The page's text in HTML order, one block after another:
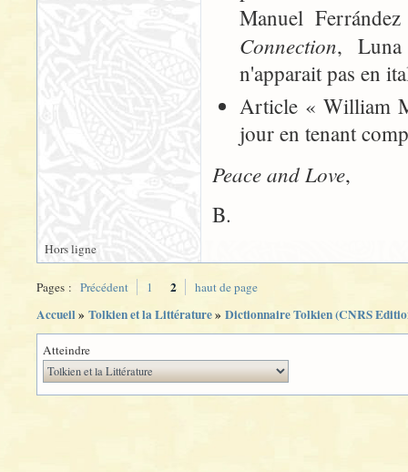
Manuel
Connection, Luna
n'apparait pas en
Article « William
jour en tenant
Peace and Love,
B.
Hors ligne
Pages : Précédent 1 2 haut de page
Accueil» Tolkien et la Littérature» Dictionnaire Tolkien (CNRS
Atteindre